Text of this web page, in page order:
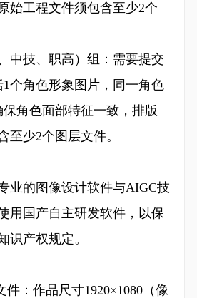
始工程文件须包含至少2个
技、职高）组：需要提交
个角色形象图片，同一角色
角色面部特征一致，排版
至少2个图层文件。
的图像设计软件与AIGC技
用国产自主研发软件，以保
识产权规定。
：作品尺寸1920×1080（像